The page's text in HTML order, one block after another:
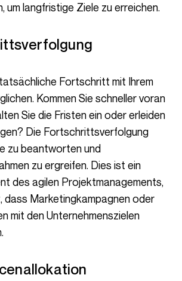
um langfristige Ziele zu erreichen.
Kommen Sie schneller voran
Sie die Fristen ein oder erleiden
Die Fortschrittsverfolgung
zu beantworten und
zu ergreifen. Dies ist ein
des agilen Projektmanagements,
dass Marketingkampagnen oder
mit den Unternehmenszielen